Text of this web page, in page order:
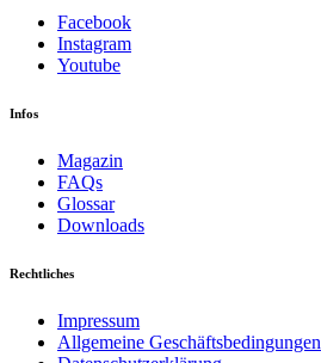
Facebook
Instagram
Youtube
Infos
Magazin
FAQs
Glossar
Downloads
Rechtliches
Impressum
Allgemeine Geschäftsbedingungen